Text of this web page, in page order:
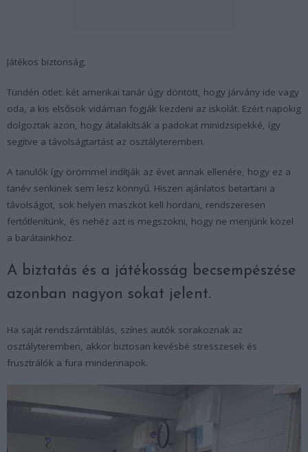
Játékos biztonság.
Tündéri ötlet: két amerikai tanár úgy döntött, hogy járvány ide vagy
oda, a kis elsősök vidáman fogják kezdeni az iskolát. Ezért napokig
dolgoztak azon, hogy átalakítsák a padokat minidzsipekké, így
segítve a távolságtartást az osztályteremben.
A tanulók így örömmel indítják az évet annak ellenére, hogy ez a
tanév senkinek sem lesz könnyű. Hiszen ajánlatos betartani a
távolságot, sok helyen maszkot kell hordani, rendszeresen
fertőtlenítünk, és nehéz azt is megszokni, hogy ne menjünk közel
a barátainkhoz.
A biztatás és a játékosság becsempészése
azonban nagyon sokat jelent.
Ha saját rendszámtáblás, színes autók sorakoznak az
osztályteremben, akkor biztosan kevésbé stresszesek és
frusztrálók a fura mindennapok.